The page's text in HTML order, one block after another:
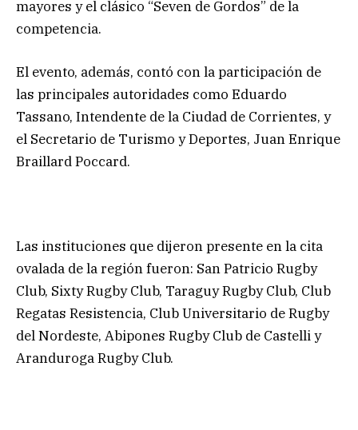
mayores y el clásico “Seven de Gordos” de la
competencia.
El evento, además, contó con la participación de
las principales autoridades como Eduardo
Tassano, Intendente de la Ciudad de Corrientes, y
el Secretario de Turismo y Deportes, Juan Enrique
Braillard Poccard.
Las instituciones que dijeron presente en la cita
ovalada de la región fueron: San Patricio Rugby
Club, Sixty Rugby Club, Taraguy Rugby Club, Club
Regatas Resistencia, Club Universitario de Rugby
del Nordeste, Abipones Rugby Club de Castelli y
Aranduroga Rugby Club.